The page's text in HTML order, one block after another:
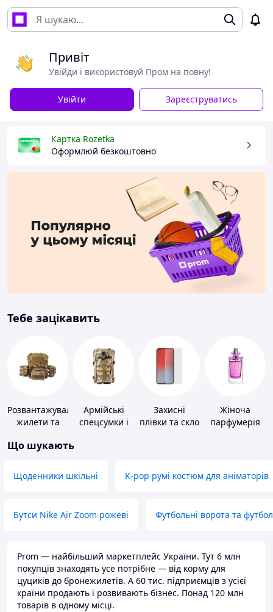
Привіт
Увійди і використовуй Пром на повну!
Увійти Зареєструватись
Картка Rozetka
Оформлюй безкоштовно
Тебе зацікавить
Розвантажувальні
жилети та
без плит
Армійські
спецсумки і
Захисні
плівки та скло
Жіноча
парфумерія
Що шукають
Щоденники шкільні K-pop румі костюм для аніматорів
Бутси Nike Air Zoom рожеві Футбольні ворота та
Prom — найбільший маркетплейс України. Тут 6 млн
покупців знаходять усе потрібне — від корму для
цуциків до бронежилетів. А 60 тис. підприємців з усієї
країни продають і розвивають бізнес. Понад 120 млн
товарів в одному місці.